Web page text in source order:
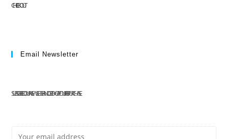
CHECKOUT
Email Newsletter
SUBSCRIBE TO OUR NEWSLETTER AND GET 10% OFF YOUR FIRST PURCHASE